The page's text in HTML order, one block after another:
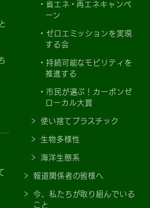
省エネ・再エネキャンペ
ーン
ゼロエミッションを実現
する会
持続可能なモビリティを
推進する
市民が選ぶ！カーボンゼ
ローカル大賞
使い捨てプラスチック
生物多様性
海洋生態系
報道関係者の皆様へ
今、私たちが取り組んでいる
こと